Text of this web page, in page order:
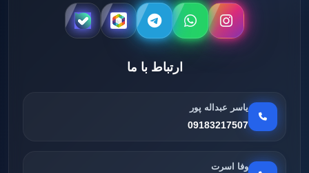
ارتباط با ما
یاسر عبداله پور
09183217507
وفا اسرت